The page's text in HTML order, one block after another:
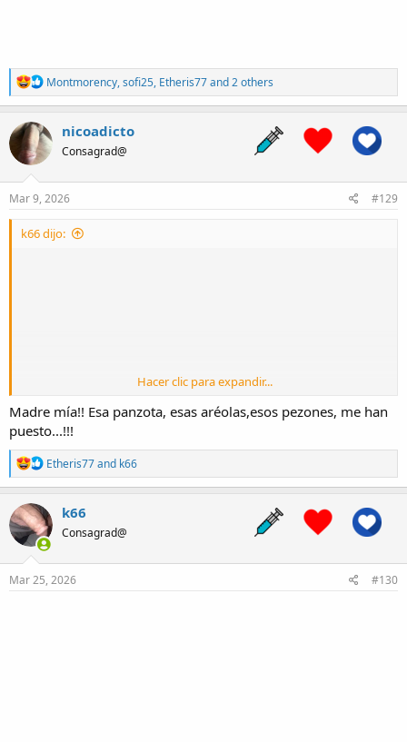
R
e
a
c
t
i
n
s
Montmorency,sofi25, Etheris77and 2 others
nicoadicto
Consagrad@
Mar 9, 2026 #129
k66 dijo:
Hacer clic para expandir...
Madre mía!! Esa panzota, esas aréolas,esos pezones, me han
puesto...!!!
R
e
a
c
t
i
o
n
Etheris77and k66
k66
Consagrad@
Mar 25, 2026 #130